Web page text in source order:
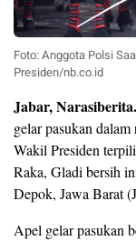
Foto: Anggota Polsi
Presiden/nb.co.id
Jabar,
gelar pasukan
Wakil Presiden
Raka, Gladi bersih
Depok, Jawa Barat
Apel gelar pasukan